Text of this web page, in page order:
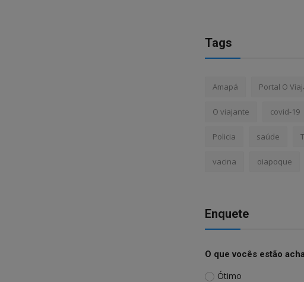
Tags
Amapá Portal O
O viajante covid-19
Policia saúde
vacina oiapoque
Enquete
O que vocês estão
Ótimo